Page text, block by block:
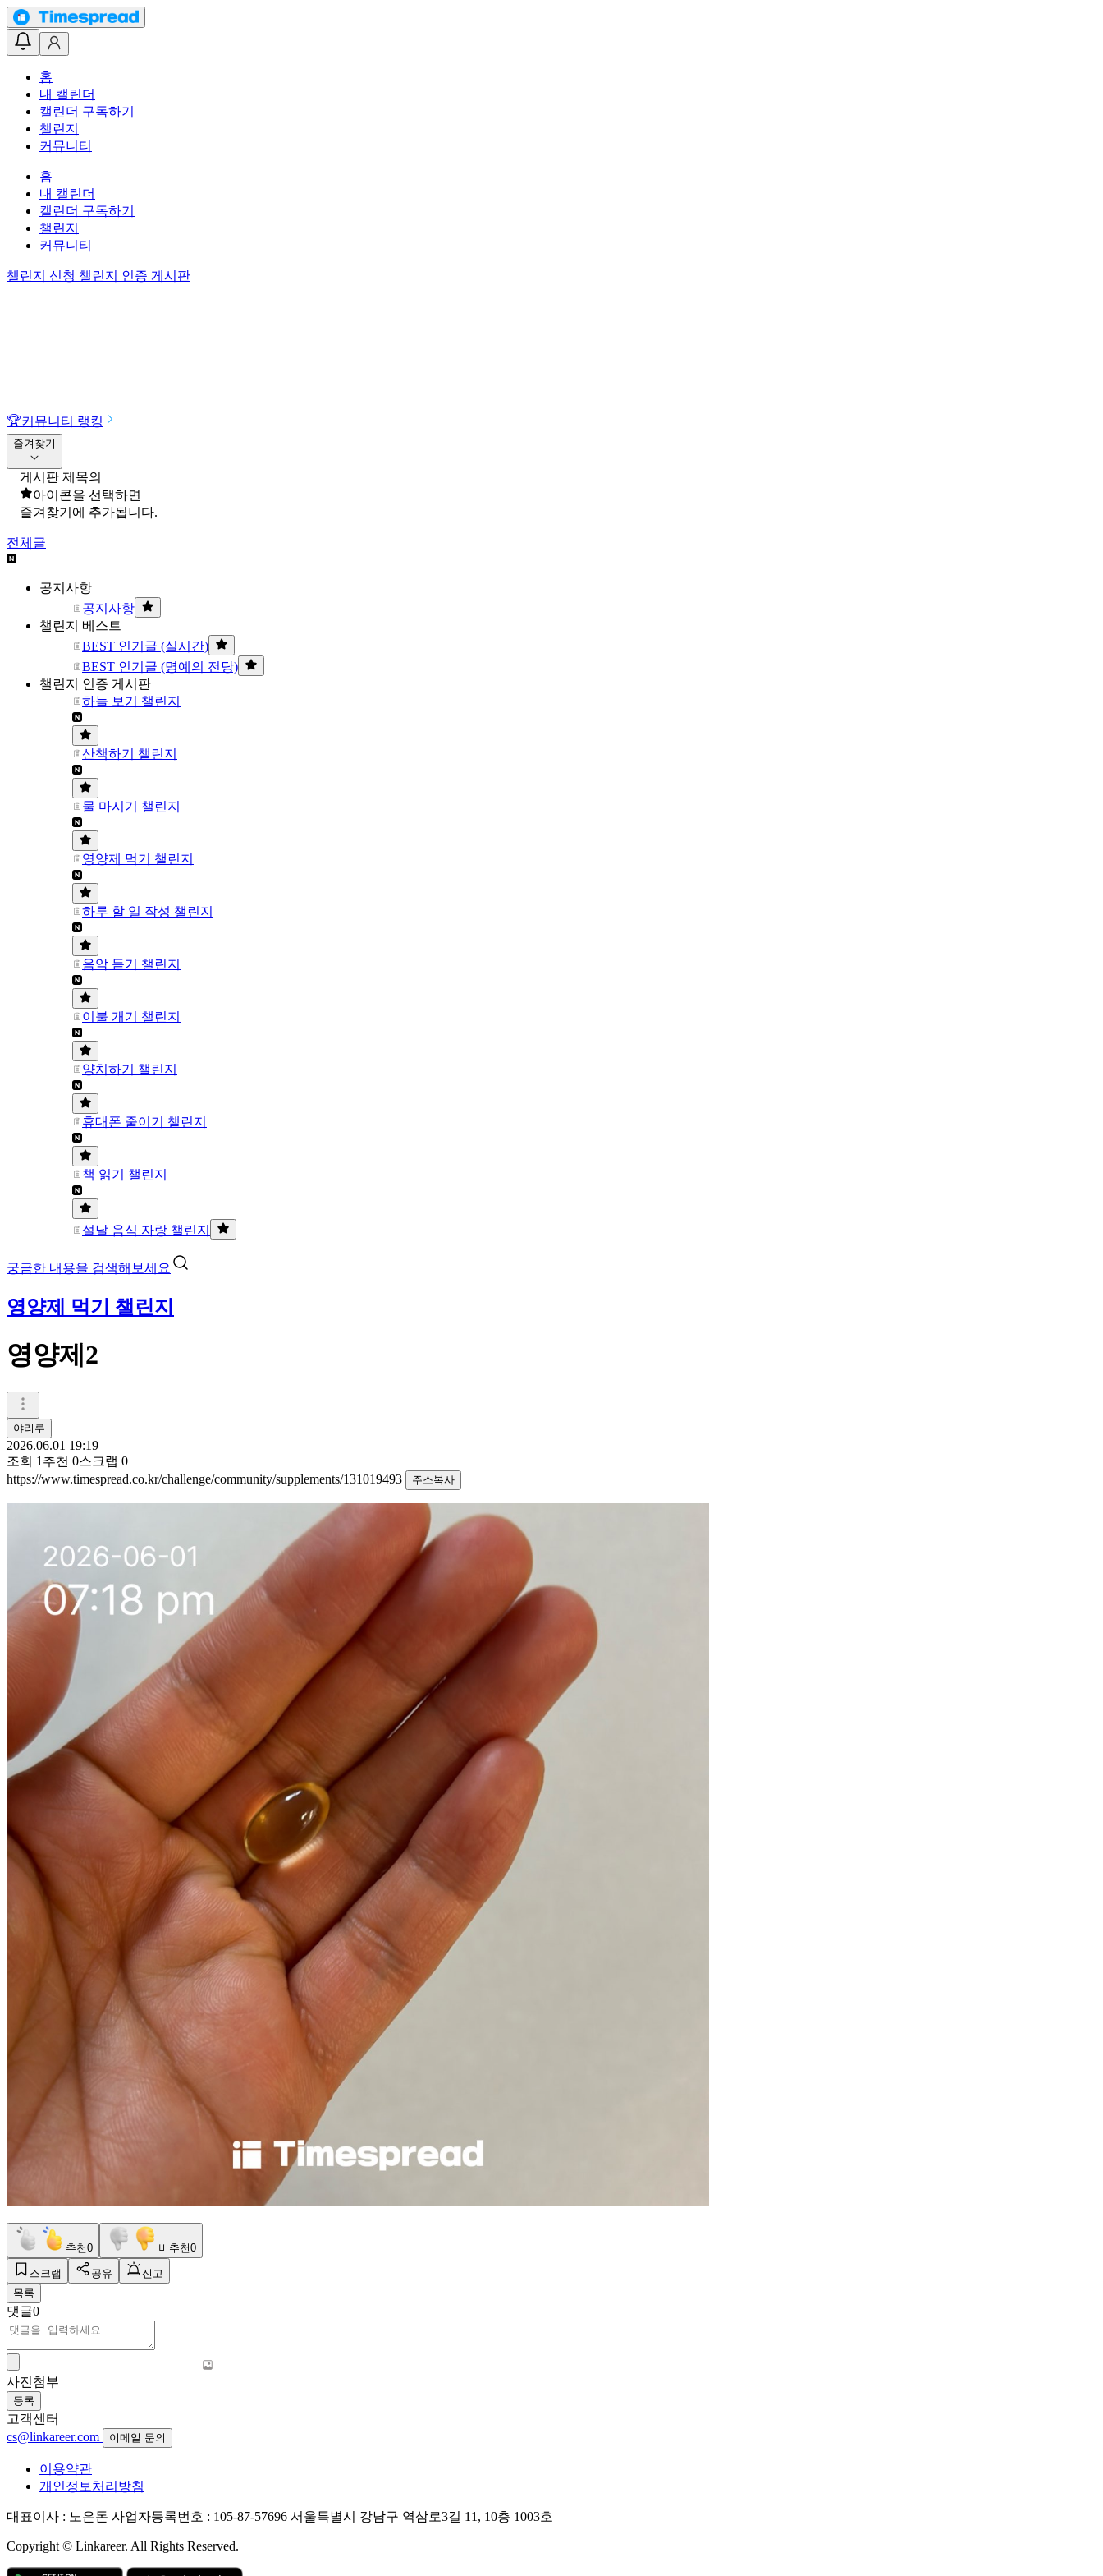
홈
내 캘린더
캘린더 구독하기
챌린지
커뮤니티
홈
내 캘린더
캘린더 구독하기
챌린지
커뮤니티
챌린지 신청 챌린지 인증 게시판
🏆커뮤니티 랭킹
즐겨찾기
게시판 제목의
아이콘을 선택하면
즐겨찾기에 추가됩니다.
전체글
공지사항
공지사항
챌린지 베스트
BEST 인기글 (실시간)
BEST 인기글 (명예의 전당)
챌린지 인증 게시판
하늘 보기 챌린지
산책하기 챌린지
물 마시기 챌린지
영양제 먹기 챌린지
하루 할 일 작성 챌린지
음악 듣기 챌린지
이불 개기 챌린지
양치하기 챌린지
휴대폰 줄이기 챌린지
책 읽기 챌린지
설날 음식 자랑 챌린지
궁금한 내용을 검색해보세요
영양제 먹기 챌린지
영양제2
야리루
2026.06.01 19:19
조회 1 추천 0스크랩 0
https://www.timespread.co.kr/challenge/community/supplements/131019493
주소복사
추천0 비추천0
스크랩 공유
신고
목록
댓글0
사진첨부
등록
고객센터
cs@linkareer.com
이메일 문의
이용약관
개인정보처리방침
대표이사 : 노은돈 사업자등록번호 : 105-87-57696 서울특별시 강남구 역삼로3길 11, 10층 1003호
Copyright © Linkareer. All Rights Reserved.